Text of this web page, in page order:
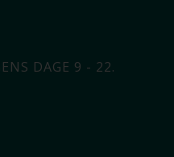
DAGE 9 - 22.